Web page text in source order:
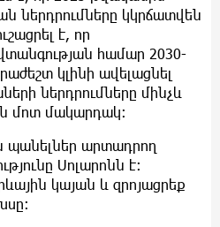
ներդրումները կկրճատվեն
է, որ
համար 2030-
կլինի ավելացնել
ներդրումները մինչև
մոտ մակարդակ:
պանելներ արտադրող
Սոլարոնն է։
կայան և զրոյացրեք